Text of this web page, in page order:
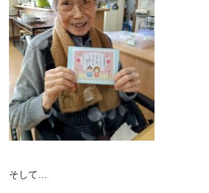
そして…